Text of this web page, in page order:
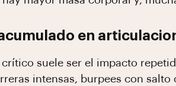
en
suele ser el impacto
intensas, burpees con